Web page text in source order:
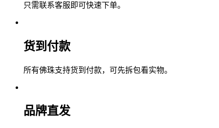
只需联系客服即可快速下单。
货到付款
所有佛珠支持货到付款，可先拆包看实物。
品牌直发